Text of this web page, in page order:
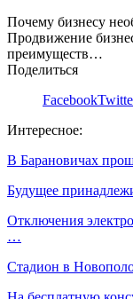
Почему бизнесу
Продвижение
преимуществ…
Поделиться
Facebook
Интересное:
В Барановичах
Будущее
Отключения
…
Стадион в